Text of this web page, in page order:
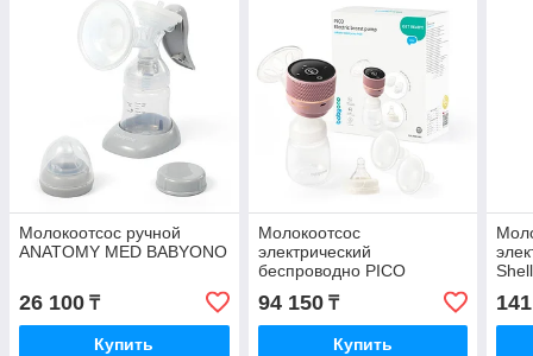
Молокоотсос ручной
ANATOMY MED BABYONO
26 100 ₸
Купить
Молокоотсос
электрический
беспроводно PICO
BABYONO, соска и
бутылочка в комплекте
94 150₸
Купить